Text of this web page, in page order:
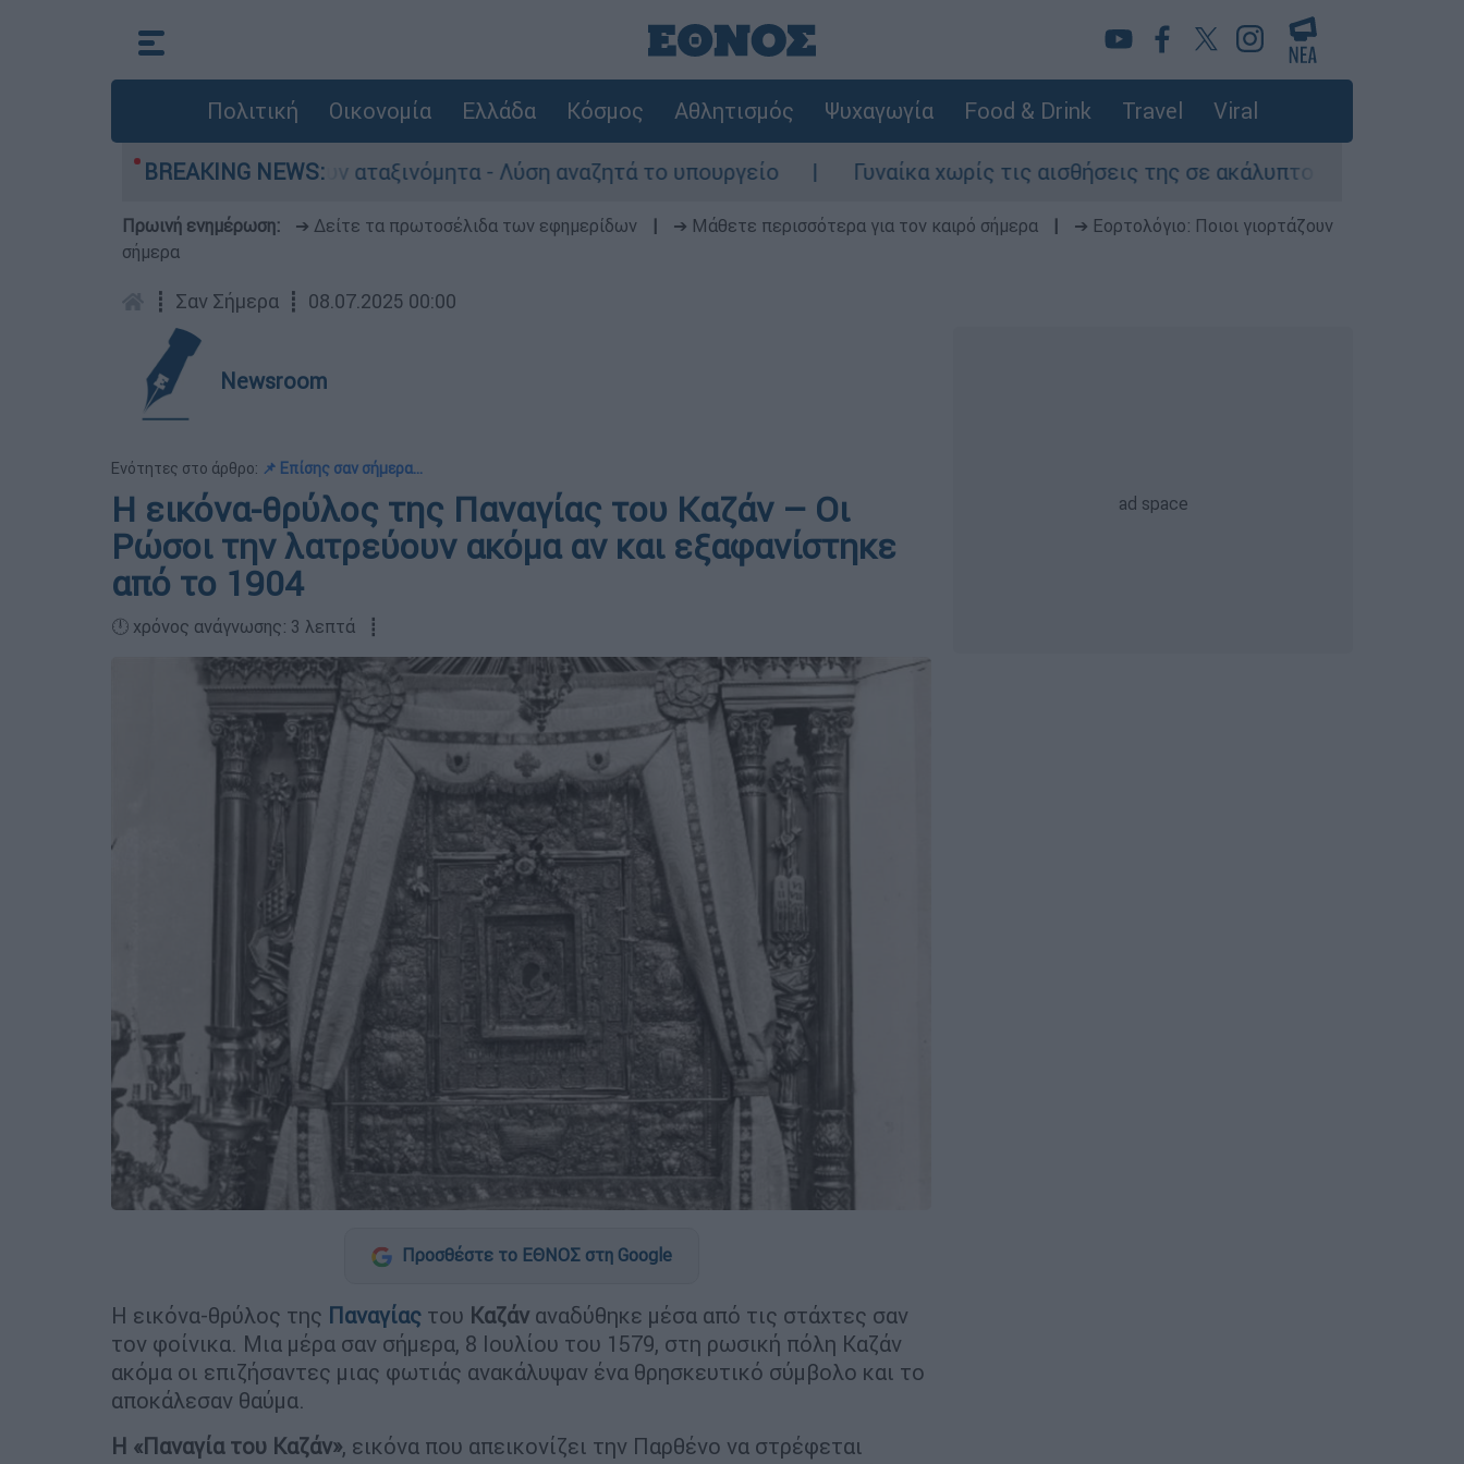
Πολιτική Οικονομία Ελλάδα Κόσμος Αθλητισμός Ψυχαγωγία Food & Drink Travel Viral
BREAKING NEWS:
παραμένουν αταξινόμητα - Λύση αναζητά το υπουργείο Γυναίκα χωρίς τις αισθήσεις της σε ακάλυπτο πολυκατοικίας στη
Πρωινή ενημέρωση: ➔ Δείτε τα πρωτοσέλιδα των εφημερίδων ➔ Μάθετε περισσότερα για τον καιρό σήμερα
➔ Εορτολόγιο: Ποιοι γιορτάζουν
σήμερα
┋ Σαν Σήμερα ┋ 08.07.2025 00:00
Newsroom
Ενότητες στο άρθρο: 📌 Επίσης σαν σήμερα…
Η εικόνα-θρύλος της Παναγίας του Καζάν – Οι
Ρώσοι την λατρεύουν ακόμα αν και εξαφανίστηκε
από το 1904
🕛 χρόνος ανάγνωσης: 3 λεπτά ┋
Προσθέστε το ΕΘΝΟΣ στη Google
Η εικόνα-θρύλος της Παναγίας του Καζάν αναδύθηκε μέσα από τις στάχτες σαν
τον φοίνικα. Μια μέρα σαν σήμερα, 8 Ιουλίου του 1579, στη ρωσική πόλη Καζάν
ακόμα οι επιζήσαντες μιας φωτιάς ανακάλυψαν ένα θρησκευτικό σύμβολο και το
αποκάλεσαν θαύμα.
Η «Παναγία του Καζάν», εικόνα που απεικονίζει την Παρθένο να στρέφεται